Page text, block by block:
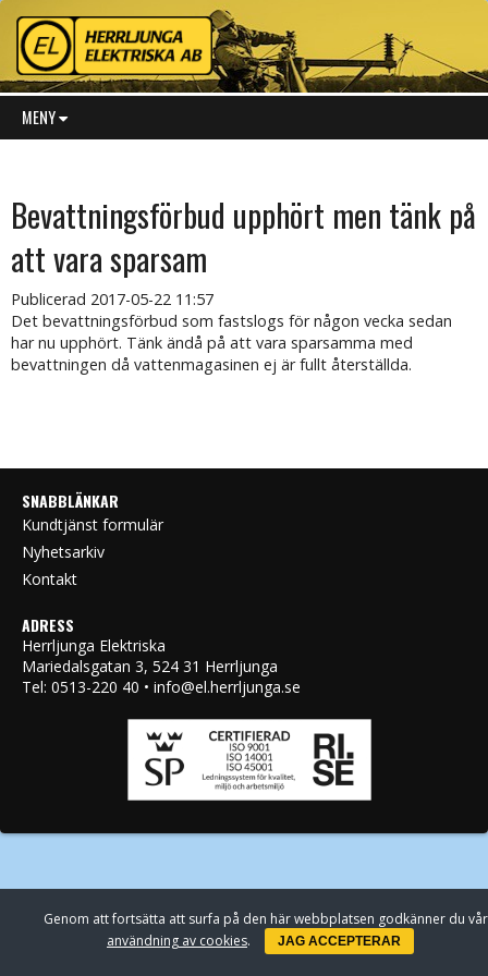
MENY
Bevattningsförbud upphört men tänk på
att vara sparsam
Publicerad 2017-05-22 11:57
Det bevattningsförbud som fastslogs för någon vecka sedan
har nu upphört. Tänk ändå på att vara sparsamma med
bevattningen då vattenmagasinen ej är fullt återställda.
SNABBLÄNKAR
Kundtjänst formulär
Nyhetsarkiv
Kontakt
ADRESS
Herrljunga Elektriska
Mariedalsgatan 3, 524 31 Herrljunga
Tel: 0513-220 40 • info@el.herrljunga.se
Genom att fortsätta att surfa på den här webbplatsen godkänner du vår
användning av cookies. JAG ACCEPTERAR